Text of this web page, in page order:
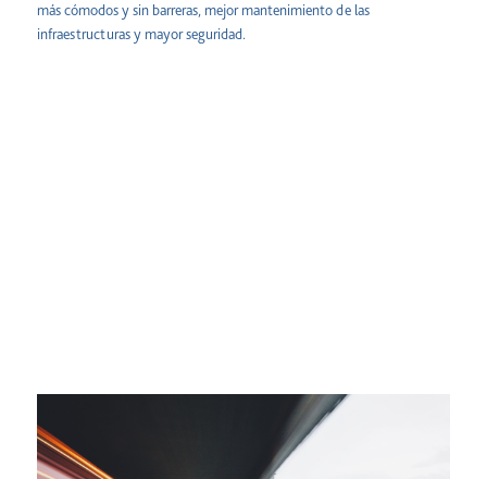
más cómodos y sin barreras, mejor mantenimiento de las
infraestructuras y mayor seguridad.